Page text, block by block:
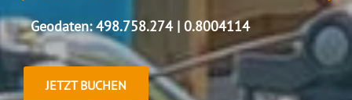
Geodaten: 498.758.274 | 0.8004114
JETZT BUCHEN